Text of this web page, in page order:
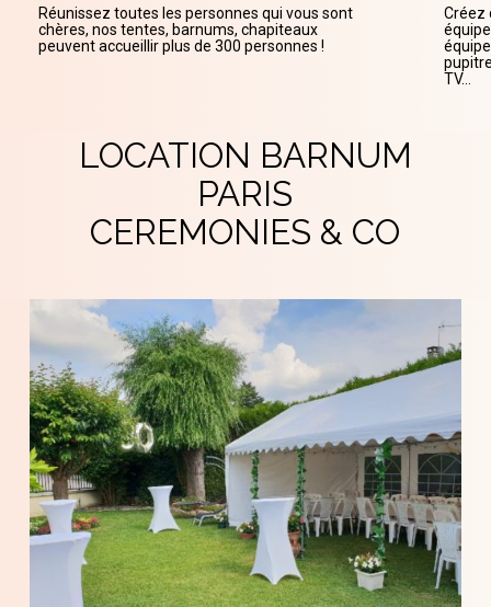
Réunissez toutes les personnes qui vous sont
chères, nos tentes, barnums, chapiteaux
peuvent accueillir plus de 300 personnes !
Créez
TV…
LOCATION BARNUM
PARIS
CEREMONIES & CO